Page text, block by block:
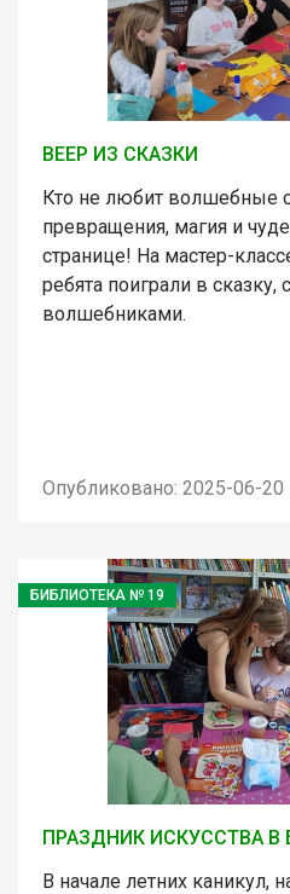
ВЕЕР ИЗ СКАЗКИ
Кто не любит волшебные
превращения, магия и
странице! На мастер-
ребята поиграли в сказку,
волшебниками.
Опубликовано: 2025-06-20
БИБЛИОТЕКА № 19
ПРАЗДНИК ИСКУССТВА В
В начале летних каникул,